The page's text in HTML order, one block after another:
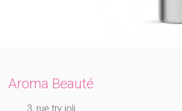
Aroma Beauté
3, rue try joli